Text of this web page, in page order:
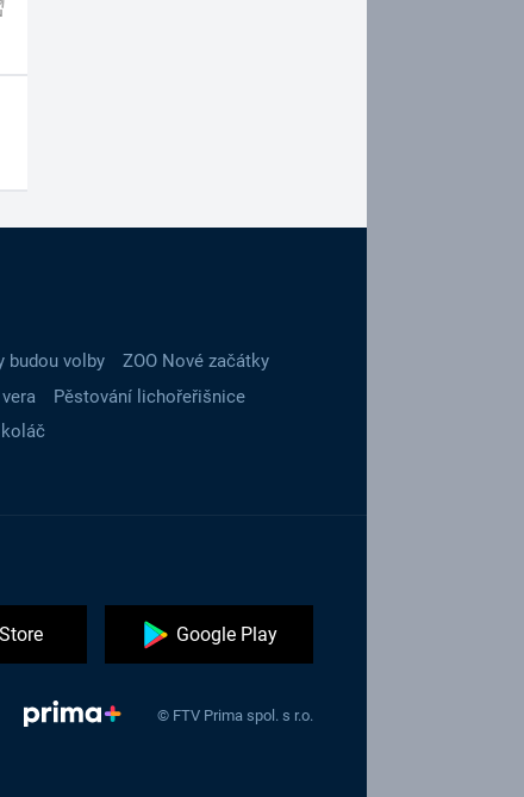
budou volby
ZOO Nové začátky
Pěstování lichořeřišnice
Google Play
© FTV Prima spol. s r.o.